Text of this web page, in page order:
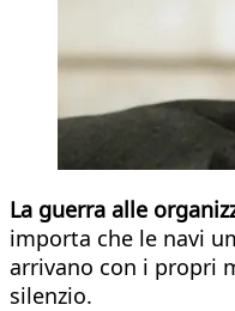
La guerra alle
importa che le navi
arrivano con i propri
silenzio.